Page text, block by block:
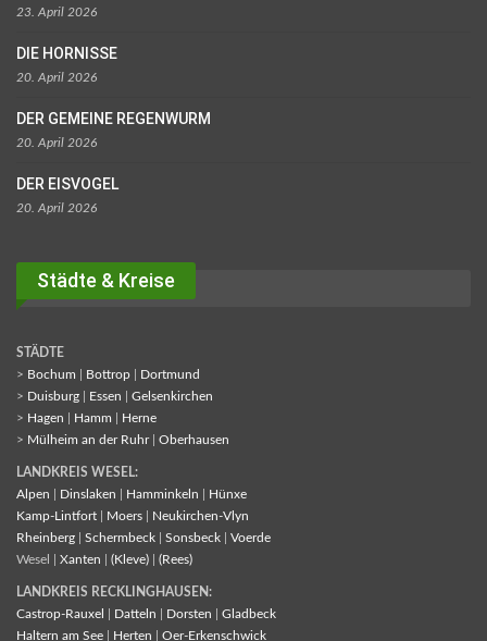
23. April 2026
DIE HORNISSE
20. April 2026
DER GEMEINE REGENWURM
20. April 2026
DER EISVOGEL
20. April 2026
Städte & Kreise
STÄDTE
> Bochum Bottrop
Dortmund
> Duisburg Essen
Gelsenkirchen
> Hagen Hamm
Herne
> Mülheim an der Ruhr| Oberhausen
LANDKREIS WESEL:
Alpen
Dinslaken Hamminkeln
Hünxe
Kamp-Lintfort
Moers
Neukirchen-Vlyn
Rheinberg
Schermbeck Sonsbeck
Voerde
Wesel | Xanten (Kleve) (Rees)
LANDKREIS RECKLINGHAUSEN:
Castrop-Rauxel
Datteln Dorsten
Gladbeck
Haltern am See
Herten Oer-Erkenschwick